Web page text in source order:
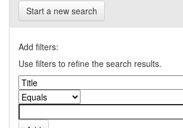
Start a new search
Add filters:
Use filters to refine the search results.